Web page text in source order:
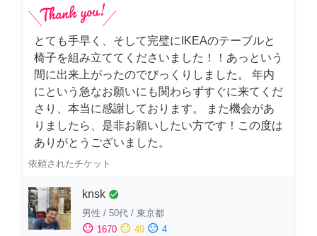
とても手早く、そして完璧にIKEAのテーブルと
椅子を組み立ててくださいました！！あっという
間に出来上がったのでびっくりしました。 年内
にという急なお願いにも関わらずすぐに来てくだ
さり、本当に感謝しております。 また機会があ
りましたら、是非お願いしたい方です！この度は
ありがとうございました。
依頼されたチケット
knsk check_circle
男性 / 50代 / 東京都
sentiment_satisfied 1670 sentiment_neutral 49 sentiment_dissatisfied 4